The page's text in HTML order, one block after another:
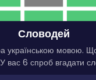
Словодей
українською мовою.
вас 6 спроб вгадати